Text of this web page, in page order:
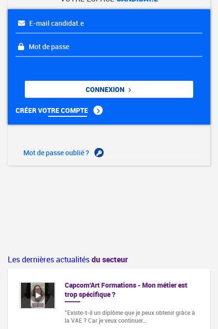
E-mail candidat.e
Mot de passe
CONNEXION
CRÉER VOTRE COMPTE
Mot de passe oublié ?
Les dernières actualitésdu secteur
Capcom'Art Formations - Mon métier est
trop spécifique ?
"Existe-t-il un diplôme que je peux obtenir grâce à
la VAE ? Car je veux continuer…